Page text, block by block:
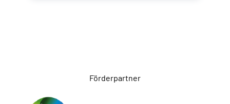
Förderpartner